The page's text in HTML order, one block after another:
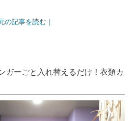
の記事を読む｜
ガーごと入れ替えるだけ！衣類カ